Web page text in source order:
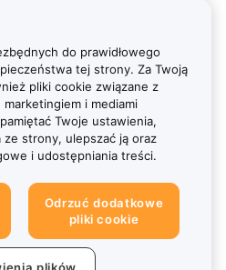
do prawidłowego
tej strony. Za Twoją
pliki cookie związane z
i mediami
Twoje ustawienia,
strony, ulepszać ją oraz
i udostępniania treści.
Odrzuć dodatkowe
pliki cookie
plików